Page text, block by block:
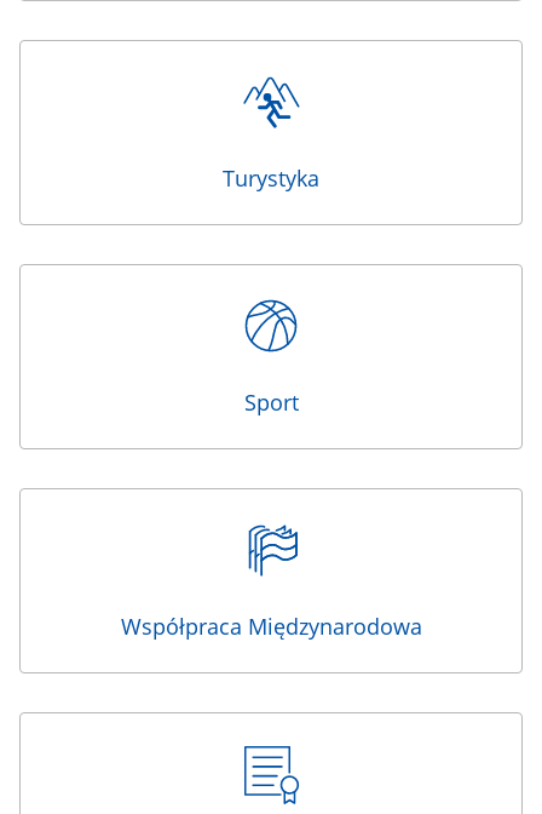
Turystyka
Sport
Współpraca Międzynarodowa